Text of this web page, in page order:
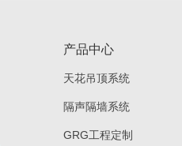
产品中心
天花吊顶系统
隔声隔墙系统
GRG工程定制